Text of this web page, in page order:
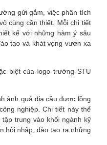
gửi gắm, việc phân tích
cùng cần thiết. Mỗi chi tiết
kế với những hàm ý sâu
tạo và khát vọng vươn xa
biệt của logo trường STU
ảnh quả địa cầu được lồng
nghiệp. Chi tiết này thể
trung vào khối ngành kỹ
hội nhập, đào tạo ra những